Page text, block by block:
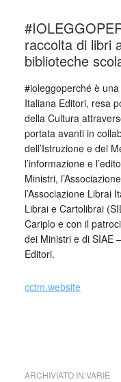
raccolta di libri
biblioteche
#ioleggoperché è
Italiana Editori, resa
della Cultura
portata avanti in
dell’Istruzione e del
l’informazione e
Ministri,
l’Associazione Librai
Librai e Cartolibrai
Cariplo e con il
dei Ministri e di SIAE
Editori.
cctm.website
ARCHIVIATO IN:VARIE